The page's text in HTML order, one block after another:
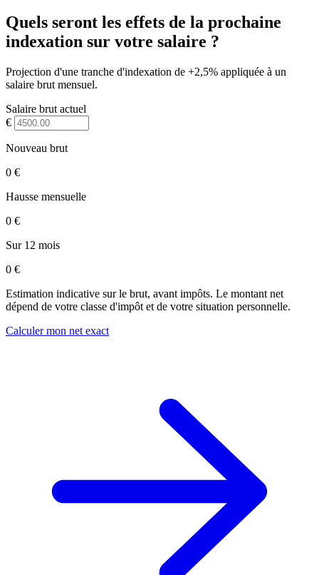
Quels seront les effets de la prochaine
indexation sur votre salaire ?
Projection d'une tranche d'indexation de +2,5% appliquée à un
salaire brut mensuel.
Salaire brut actuel
€
Nouveau brut
0 €
Hausse mensuelle
0 €
Sur 12 mois
0 €
Estimation indicative sur le brut, avant impôts. Le montant net
dépend de votre classe d'impôt et de votre situation personnelle.
Calculer mon net exact